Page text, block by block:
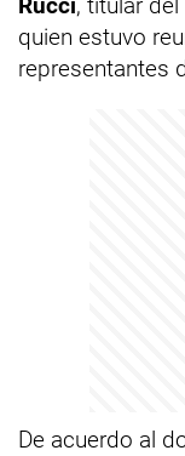
quien estuvo
representantes
De acuerdo al